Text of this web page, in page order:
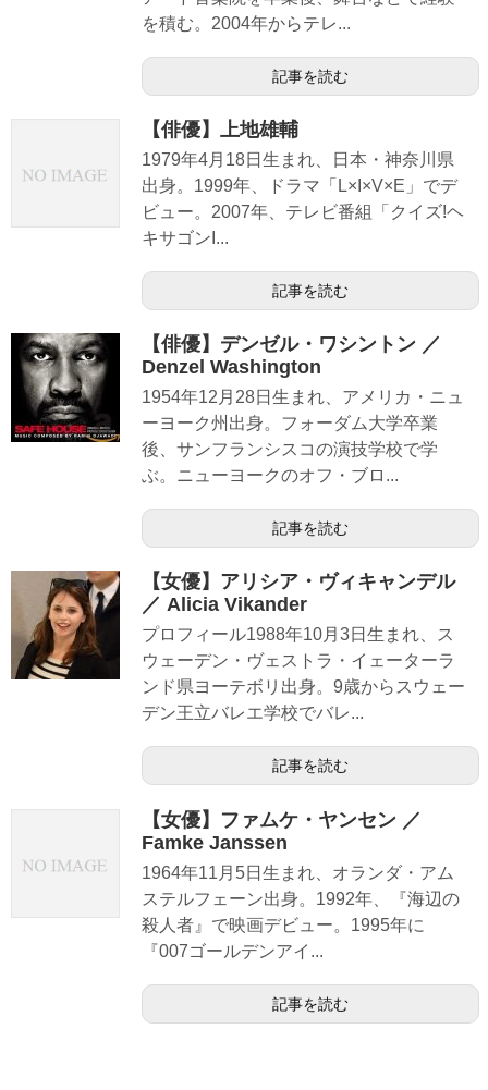
を積む。2004年からテレ...
記事を読む
【俳優】上地雄輔
1979年4月18日生まれ、日本・神奈川県
出身。1999年、ドラマ「L×I×V×E」でデ
ビュー。2007年、テレビ番組「クイズ!ヘ
キサゴンI...
記事を読む
【俳優】デンゼル・ワシントン ／
Denzel Washington
1954年12月28日生まれ、アメリカ・ニュ
ーヨーク州出身。フォーダム大学卒業
後、サンフランシスコの演技学校で学
ぶ。ニューヨークのオフ・ブロ...
記事を読む
【女優】アリシア・ヴィキャンデル
／ Alicia Vikander
プロフィール1988年10月3日生まれ、ス
ウェーデン・ヴェストラ・イェーターラ
ンド県ヨーテボリ出身。9歳からスウェー
デン王立バレエ学校でバレ...
記事を読む
【女優】ファムケ・ヤンセン ／
Famke Janssen
1964年11月5日生まれ、オランダ・アム
ステルフェーン出身。1992年、『海辺の
殺人者』で映画デビュー。1995年に
『007ゴールデンアイ...
記事を読む